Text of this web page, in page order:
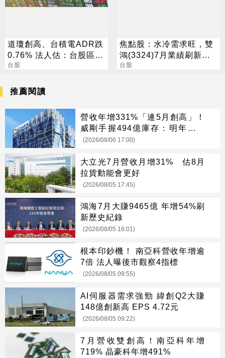
道瓊創高、台積電ADR跌
0.76% 法人估：台股區間
震盪
台股
焦點股：水冷需求旺，雙
鴻(3324)7月業績刷新紀
錄，今股價噴漲停
台股
推薦閱讀
營收年增331%「連5月創高」！
威剛手握494億庫存：明年會更
缺
(2026/08/06 17:00)
大立光7月營收月增31% 估8月
拉貨動能會更好
(2026/08/05 17:45)
鴻海7月大賺9465億 年增54%刷
新歷史紀錄
(2026/08/05 16:01)
根本印鈔機！ 南亞科營收年增逾
7倍 法人曝後市觀察4指標
(2026/08/05 09:55)
AI伺服器需求強勁 緯創Q2大賺
148億創新高 EPS 4.72元
(2026/08/05 09:22)
7月營收雙創高！南亞科年增
719% 晶豪科年增491%